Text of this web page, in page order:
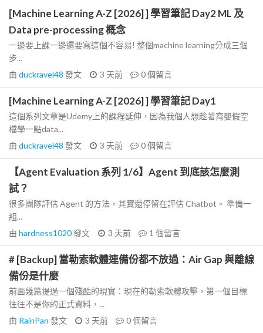
[Machine Learning A-Z [2026] ] 學習筆記 Day2 ML 及
Data pre-processing 概念
一邊要上課一邊還要寫這個不容易! 整個machine learning分成三個
步...
由 duckravel48 發文 3 天前 0個留言
[Machine Learning A-Z [2026] ] 學習筆記 Day1
這個系列文章是Udemy上的課程延伸，因為我個人想趁著育嬰假空
檔學一點data...
由 duckravel48 發文 3 天前 0個留言
【Agent Evaluation 系列 1/6】Agent 到底該怎麼測
試？
很多團隊評估 Agent 的方法，其實還停留在評估 Chatbot。 準備一
組...
由 hardness1020發文 3 天前 1 個留言
# [Backup] 當勒索軟體連備份都不放過：Air Gap 與離線
備份是什麼
前面幾篇提過一個殘酷的現實：現在的勒索軟體攻擊，第一個目標
往往不是你的正式資料，...
由 RainPan 發文 3 天前 0個留言